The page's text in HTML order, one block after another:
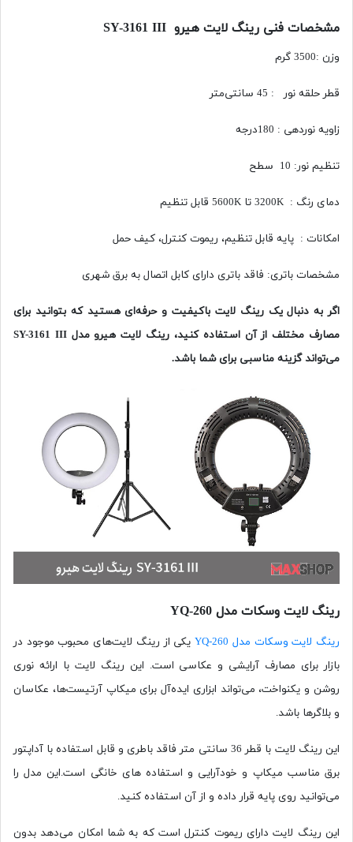
مشخصات فنی رینگ لایت هیرو SY-3161 III
وزن :3500 گرم
قطر حلقه نور : 45 سانتی‌متر
زاویه نوردهی : 180درجه
تنظیم نور: 10 سطح
دمای رنگ : 3200K تا 5600K قابل تنظیم
امکانات : پایه قابل تنظیم، ریموت کنترل، کیف حمل
مشخصات باتری: فاقد باتری دارای کابل اتصال به برق شهری
اگر به دنبال یک رینگ لایت باکیفیت و حرفه‌ای هستید که بتوانید برای
مصارف مختلف از آن استفاده کنید، رینگ لایت هیرو مدل SY-3161 III
می‌تواند گزینه مناسبی برای شما باشد.
رینگ لایت وسکات مدل YQ-260
رینگ لایت وسکات مدل YQ-260
یکی از رینگ لایت‌های محبوب موجود در
بازار برای مصارف آرایشی و عکاسی است. این رینگ لایت با ارائه نوری
روشن و یکنواخت، می‌تواند ابزاری ایده‌آل برای میکاپ آرتیست‌ها، عکاسان
و بلاگرها باشد.
این رینگ لایت با قطر 36 سانتی متر فاقد باطری و قابل استفاده با آداپتور
برق مناسب میکاپ و خودآرایی و استفاده های خانگی است.این مدل را
می‌توانید روی پایه قرار داده و از آن استفاده کنید.
این رینگ لایت دارای ریموت کنترل است که به شما امکان می‌دهد بدون